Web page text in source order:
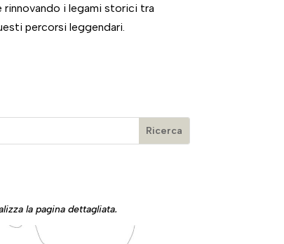
rinnovando i legami storici tra
percorsi leggendari.
la pagina dettagliata.